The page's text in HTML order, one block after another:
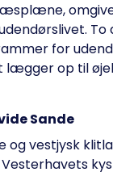
for
lægger op til
Sande
vestjysk